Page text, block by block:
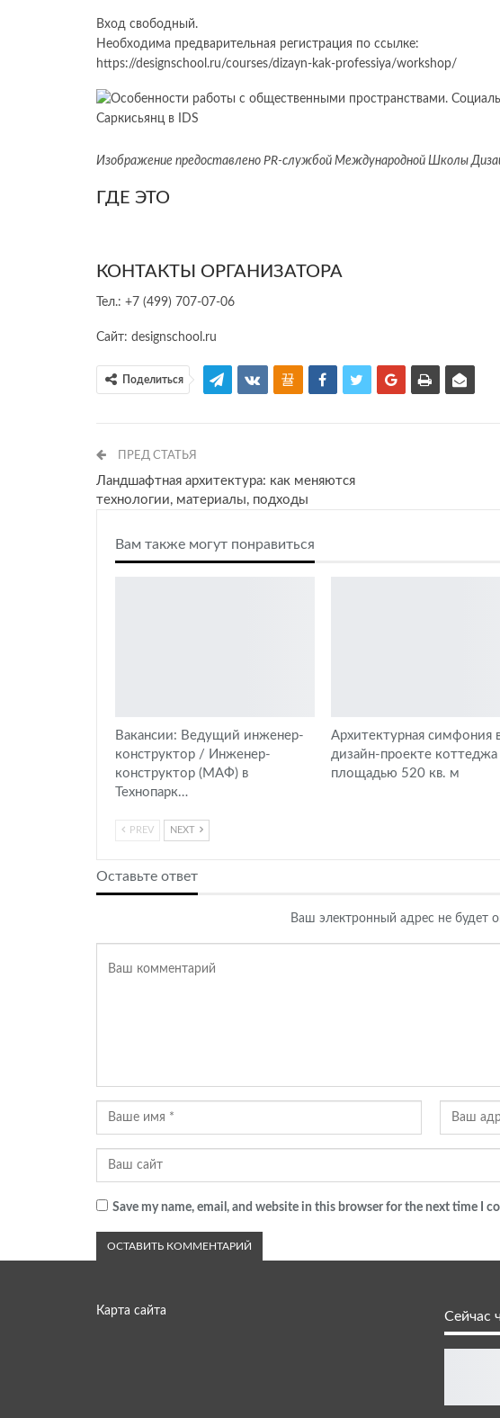
Вход свободный.
Необходима предварительная регистрация по ссылке:
https://designschool.ru/courses/dizayn-kak-professiya/workshop/
Изображение предоставлено PR-службой Международной Школы
ГДЕ ЭТО
КОНТАКТЫ ОРГАНИЗАТОРА
Тел.: +7 (499) 707-07-06
Сайт: designschool.ru
Поделиться
ПРЕД СТАТЬЯ
Ландшафтная архитектура: как меняются
технологии, материалы, подходы
Вам также могут понравиться
Вакансии: Ведущий инженер-
конструктор / Инженер-
конструктор (МАФ) в
Технопарк…
Архитектурная симфония
дизайн-проекте коттеджа
площадью 520 кв. м
PREV NEXT
Оставьте ответ
Ваш электронный адрес не будет
Save my name, email, and website in this browser for the next time I
Карта сайта Сейчас